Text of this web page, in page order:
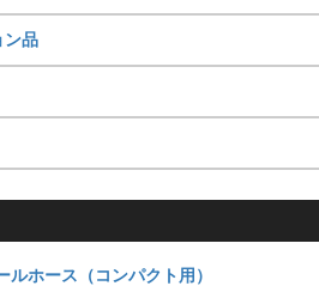
ン品
ルホース（コンパクト用）